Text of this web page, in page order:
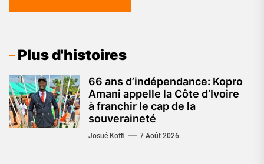
Plus d'histoires
66 ans d’indépendance: Kopro
Amani appelle la Côte d’Ivoire
à franchir le cap de la
souveraineté
Josué Koffi 7 Août 2026